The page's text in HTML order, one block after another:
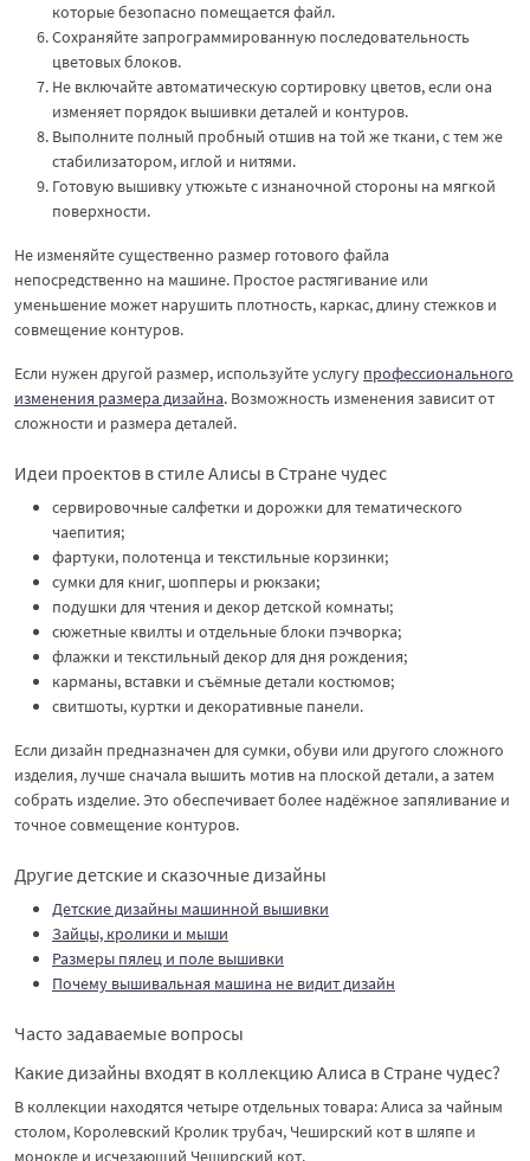
которые безопасно помещается файл.
Сохраняйте запрограммированную последовательность
цветовых блоков.
Не включайте автоматическую сортировку цветов, если она
изменяет порядок вышивки деталей и контуров.
Выполните полный пробный отшив на той же ткани, с тем же
стабилизатором, иглой и нитями.
Готовую вышивку утюжьте с изнаночной стороны на мягкой
поверхности.
Не изменяйте существенно размер готового файла
непосредственно на машине. Простое растягивание или
уменьшение может нарушить плотность, каркас, длину стежков и
совмещение контуров.
Если нужен другой размер, используйте услугу профессионального
изменения размера дизайна. Возможность изменения зависит от
сложности и размера деталей.
Идеи проектов в стиле Алисы в Стране чудес
сервировочные салфетки и дорожки для тематического
чаепития;
фартуки, полотенца и текстильные корзинки;
сумки для книг, шопперы и рюкзаки;
подушки для чтения и декор детской комнаты;
сюжетные квилты и отдельные блоки пэчворка;
флажки и текстильный декор для дня рождения;
карманы, вставки и съёмные детали костюмов;
свитшоты, куртки и декоративные панели.
Если дизайн предназначен для сумки, обуви или другого сложного
изделия, лучше сначала вышить мотив на плоской детали, а затем
собрать изделие. Это обеспечивает более надёжное запяливание и
точное совмещение контуров.
Другие детские и сказочные дизайны
Детские дизайны машинной вышивки
Зайцы, кролики и мыши
Размеры пялец и поле вышивки
Почему вышивальная машина не видит дизайн
Часто задаваемые вопросы
Какие дизайны входят в коллекцию Алиса в Стране чудес?
В коллекции находятся четыре отдельных товара: Алиса за чайным
столом, Королевский Кролик трубач, Чеширский кот в шляпе и
монокле и исчезающий Чеширский кот.